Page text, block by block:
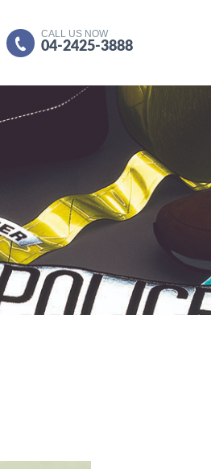
CALL US NOW
04-2425-3888